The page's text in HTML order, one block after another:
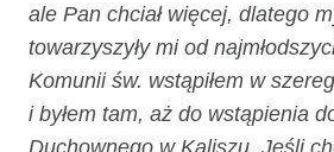
ale Pan chciał więcej, dlatego
towarzyszyły mi od
Komunii św. wstąpiłem w
i byłem tam, aż do wstąpienia